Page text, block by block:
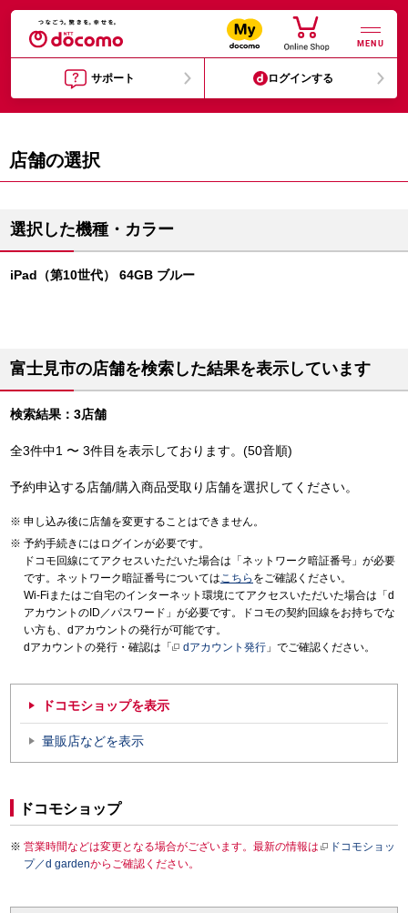
MENU
サポート ログインする
店舗の選択
選択した機種・カラー
iPad（第10世代） 64GB ブルー
富士見市の店舗を検索した結果を表示しています
検索結果：3店舗
全3件中1 〜 3件目を表示しております。(50音順)
予約申込する店舗/購入商品受取り店舗を選択してください。
申し込み後に店舗を変更することはできません。
予約手続きにはログインが必要です。
ドコモ回線にてアクセスいただいた場合は「ネットワーク暗証番号」が必要
です。ネットワーク暗証番号についてはこちら をご確認ください。
Wi-Fiまたはご自宅のインターネット環境にてアクセスいただいた場合は「d
アカウントのID／パスワード」が必要です。ドコモの契約回線をお持ちでな
い方も、dアカウントの発行が可能です。
dアカウントの発行・確認は「
dアカウント発行 」でご確認ください。
ドコモショップを表示
量販店などを表示
ドコモショップ
営業時間などは変更となる場合がございます。最新の情報は
ドコモショッ
プ／d gardenからご確認ください。